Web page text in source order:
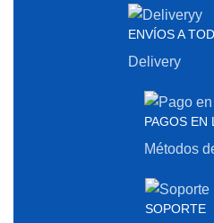
ENVÍOS A
Delivery
PAGOS EN
Métodos
SOPORTE